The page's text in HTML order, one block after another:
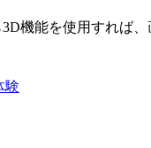
機能を使用すれば
験